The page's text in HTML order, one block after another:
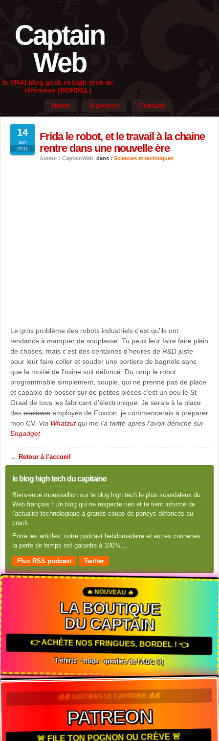
Captain
Web
le VRAI blog geek et high tech de
référence (BORDEL)
Home
À propos Contact
14
avr
2011
Frida le robot, et le travail à la chaine
rentre dans une nouvelle ère
Auteur : CaptainWeb dans : Sciences et techniques
Le gros problème des robots industriels c'est qu'ils ont
tendance à manquer de souplesse. Tu peux leur faire faire plein
de choses, mais c'est des centaines d'heures de R&D juste
pour leur faire coller et souder une portiere de bagnole sans
que la moitié de l'usine soit défoncé. Du coup le robot
programmable simplement, souple, qui ne prenne pas de place
et capable de bosser sur de petites pièces c'est un peu le St
Graal de tous les fabricant d'électronique. Je serais à la place
des esclaves employés de Foxcon, je commencerais à préparer
mon CV. Via Whatzufqui me l'a twitté après l'avoir déniché sur
Engadget
← Retour à l'accueil
le blog high tech du capitaine
Bienvenue moussaillon sur le blog high tech le plus scandaleux du
Web français ! Un blog qui ne respecte rien et te tient informé de
l'actualité technologique à grands coups de poneys défoncés au
crack.
Entre les articles, notre podcast hebdomadaire et autres conneries :
la perte de temps est garantie à 100%…
Flux RSS podcast Twitter
🔥 NOUVEAU 🔥
LA BOUTIQUE
DU CAPTAIN
👉 ACHÈTE NOS FRINGUES, BORDEL ! 👈
T-shirts · mugs · goodies de l'ADC 🏴‍☠️
💰💰 SOUTIENS LE CAPITAINE 💰💰
PATREON
🚨 FILE TON POGNON OU CRÈVE 🚨